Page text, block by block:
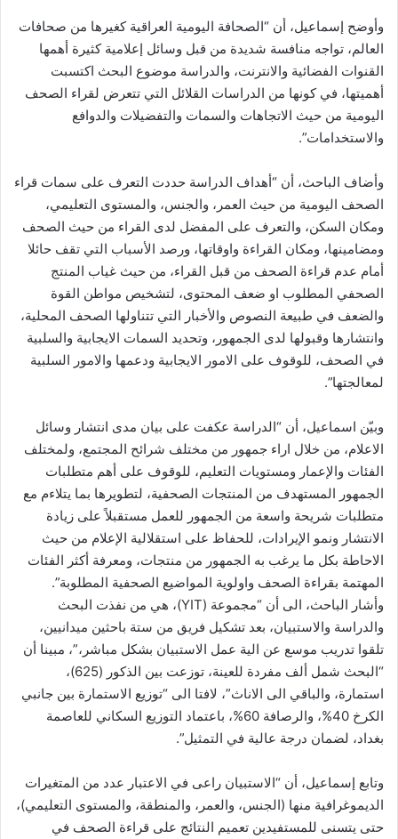
وأوضح إسماعيل، أن “الصحافة اليومية العراقية كغيرها من صحافات
العالم، تواجه منافسة شديدة من قبل وسائل إعلامية كثيرة أهمها
القنوات الفضائية والانترنت، والدراسة موضوع البحث اكتسبت
أهميتها، في كونها من الدراسات القلائل التي تتعرض لقراء الصحف
اليومية من حيث الاتجاهات والسمات والتفضيلات والدوافع
والاستخدامات”.
وأضاف الباحث، أن “أهداف الدراسة حددت التعرف على سمات قراء
الصحف اليومية من حيث العمر، والجنس، والمستوى التعليمي،
ومكان السكن، والتعرف على المفضل لدى القراء من حيث الصحف
ومضامينها، ومكان القراءة واوقاتها، ورصد الأسباب التي تقف حائلا
أمام عدم قراءة الصحف من قبل القراء، من حيث غياب المنتج
الصحفي المطلوب او ضعف المحتوى، لتشخيص مواطن القوة
والضعف في طبيعة النصوص والأخبار التي تتناولها الصحف المحلية،
وانتشارها وقبولها لدى الجمهور، وتحديد السمات الايجابية والسلبية
في الصحف، للوقوف على الامور الايجابية ودعمها والامور السلبية
لمعالجتها”.
وبيّن اسماعيل، أن “الدراسة عكفت على بيان مدى انتشار وسائل
الاعلام، من خلال اراء جمهور من مختلف شرائح المجتمع، ولمختلف
الفئات والإعمار ومستويات التعليم، للوقوف على أهم متطلبات
الجمهور المستهدف من المنتجات الصحفية، لتطويرها بما يتلاءم مع
متطلبات شريحة واسعة من الجمهور للعمل مستقبلاً على زيادة
الانتشار ونمو الإيرادات، للحفاظ على استقلالية الإعلام من حيث
الاحاطة بكل ما يرغب به الجمهور من منتجات، ومعرفة أكثر الفئات
المهتمة بقراءة الصحف واولوية المواضيع الصحفية المطلوبة”.
وأشار الباحث، الى أن “مجموعة (YIT)، هي من نفذت البحث
والدراسة والاستبيان، بعد تشكيل فريق من ستة باحثين ميدانيين،
تلقوا تدريب موسع عن الية عمل الاستبيان بشكل مباشر،”، مبينا أن
“البحث شمل ألف مفردة للعينة، توزعت بين الذكور (625)،
استمارة، والباقي الى الاناث”، لافتا الى “توزيع الاستمارة بين جانبي
الكرخ 40%، والرصافة 60%، باعتماد التوزيع السكاني للعاصمة
بغداد، لضمان درجة عالية في التمثيل”.
وتابع إسماعيل، أن “الاستبيان راعى في الاعتبار عدد من المتغيرات
الديموغرافية منها (الجنس، والعمر، والمنطقة، والمستوى التعليمي)،
حتى يتسنى للمستفيدين تعميم النتائج على قراءة الصحف في